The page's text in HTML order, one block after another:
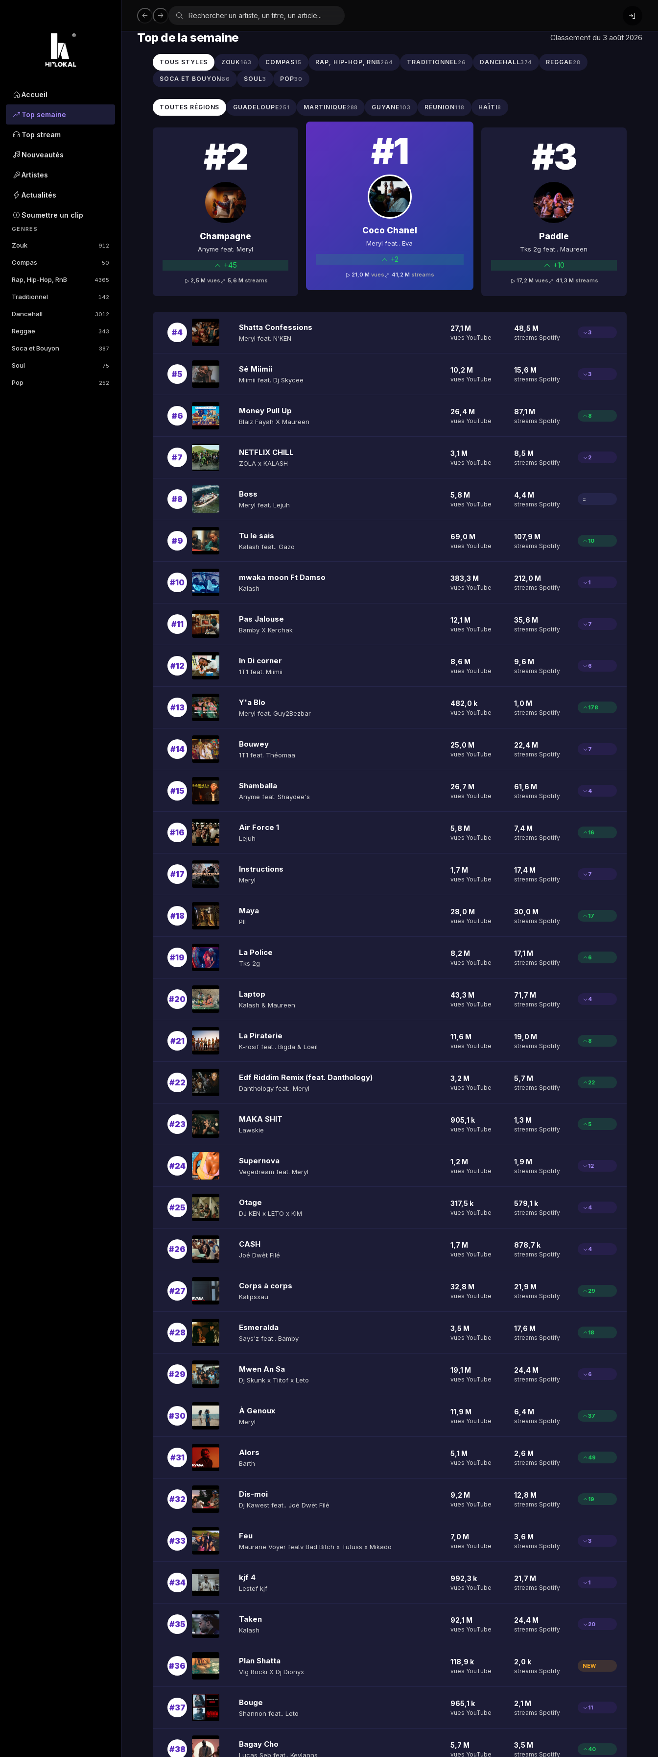
Accueil
Top semaine
Top stream
Nouveautés
Artistes
Actualités
Soumettre un clip
GENRES
Zouk 912
Compas 50
Rap, Hip-Hop, RnB 4365
Traditionnel 142
Dancehall 3012
Reggae 343
Soca et Bouyon 387
Soul 75
Pop 252
Top de la semaine Classement du 3 août 2026
TOUS STYLES ZOUK163 COMPAS15 RAP, HIP-HOP, RNB264 TRADITIONNEL26 DANCEHALL374 REGGAE28
SOCA ET BOUYON66 SOUL3 POP30
TOUTES RÉGIONS GUADELOUPE251 MARTINIQUE288 GUYANE103 RÉUNION118 HAÏTI8
#2
Champagne
Anyme feat. Meryl
+45
2,5 M vues 5,6 M streams
#1
Coco Chanel
Meryl feat.. Eva
+2
21,0 Mvues 41,2 M streams
#3
Paddle
Tks 2g feat.. Maureen
+10
17,2 M vues 41,3 M streams
#4
Shatta Confessions
Meryl feat. N'KEN
27,1 M
vues YouTube
48,5 M
streams Spotify
3
#5
Sé Miimii
Miimii feat. Dj Skycee
10,2 M
vues YouTube
15,6 M
streams Spotify
3
#6
Money Pull Up
Blaiz Fayah X Maureen
26,4 M
vues YouTube
87,1 M
streams Spotify
8
#7
NETFLIX CHILL
ZOLA x KALASH
3,1 M
vues YouTube
8,5 M
streams Spotify
2
#8
Boss
Meryl feat. Lejuh
5,8 M
vues YouTube
4,4 M
streams Spotify
=
#9
Tu le sais
Kalash feat.. Gazo
69,0 M
vues YouTube
107,9 M
streams Spotify
10
#10
mwaka moon Ft Damso
Kalash
383,3 M
vues YouTube
212,0 M
streams Spotify
1
#11
Pas Jalouse
Bamby X Kerchak
12,1 M
vues YouTube
35,6 M
streams Spotify
7
#12
In Di corner
1T1 feat. Miimii
8,6 M
vues YouTube
9,6 M
streams Spotify
6
#13
Y'a Blo
Meryl feat. Guy2Bezbar
482,0 k
vues YouTube
1,0 M
streams Spotify
178
#14
Bouwey
1T1 feat. Théomaa
25,0 M
vues YouTube
22,4 M
streams Spotify
7
#15
Shamballa
Anyme feat. Shaydee's
26,7 M
vues YouTube
61,6 M
streams Spotify
4
#16
Air Force 1
Lejuh
5,8 M
vues YouTube
7,4 M
streams Spotify
16
#17
Instructions
Meryl
1,7 M
vues YouTube
17,4 M
streams Spotify
7
#18
Maya
Pll
28,0 M
vues YouTube
30,0 M
streams Spotify
17
#19
La Police
Tks 2g
8,2 M
vues YouTube
17,1 M
streams Spotify
6
#20
Laptop
Kalash & Maureen
43,3 M
vues YouTube
71,7 M
streams Spotify
4
#21
La Piraterie
K-rosif feat.. Bigda & Loeil
11,6 M
vues YouTube
19,0 M
streams Spotify
8
#22
Edf Riddim Remix (feat. Danthology)
Danthology feat.. Meryl
3,2 M
vues YouTube
5,7 M
streams Spotify
22
#23
MAKA SHIT
Lawskie
905,1 k
vues YouTube
1,3 M
streams Spotify
5
#24
Supernova
Vegedream feat. Meryl
1,2 M
vues YouTube
1,9 M
streams Spotify
12
#25
Otage
DJ KEN x LETO x KIM
317,5 k
vues YouTube
579,1 k
streams Spotify
4
#26
CA$H
Joé Dwèt Filé
1,7 M
vues YouTube
878,7 k
streams Spotify
4
#27
Corps à corps
Kalipsxau
32,8 M
vues YouTube
21,9 M
streams Spotify
29
#28
Esmeralda
Says'z feat.. Bamby
3,5 M
vues YouTube
17,6 M
streams Spotify
18
#29
Mwen An Sa
Dj Skunk x Tiitof x Leto
19,1 M
vues YouTube
24,4 M
streams Spotify
6
#30
À Genoux
Meryl
11,9 M
vues YouTube
6,4 M
streams Spotify
37
#31
Alors
Barth
5,1 M
vues YouTube
2,6 M
streams Spotify
49
#32
Dis-moi
Dj Kawest feat.. Joé Dwèt Filé
9,2 M
vues YouTube
12,8 M
streams Spotify
19
#33
Feu
Maurane Voyer featv Bad Bitch x Tutuss x Mikado
7,0 M
vues YouTube
3,6 M
streams Spotify
3
#34
kjf 4
Lestef kjf
992,3 k
vues YouTube
21,7 M
streams Spotify
1
#35
Taken
Kalash
92,1 M
vues YouTube
24,4 M
streams Spotify
20
#36
Plan Shatta
Vlg Rocki X Dj Dionyx
118,9 k
vues YouTube
2,0 k
streams Spotify
NEW
#37
Bouge
Shannon feat.. Leto
965,1 k
vues YouTube
2,1 M
streams Spotify
11
#38
Bagay Cho
Lucas Seb feat.. Keylanns
5,7 M
vues YouTube
3,5 M
streams Spotify
40